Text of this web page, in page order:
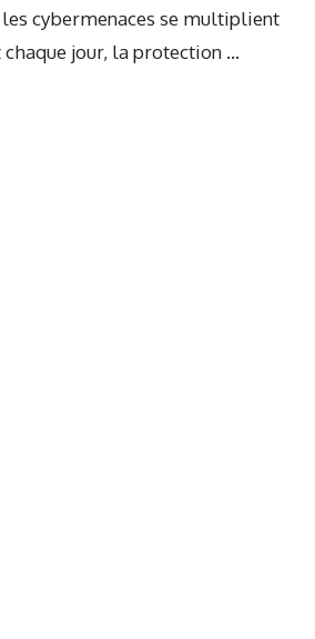
les cybermenaces se multiplient
jour, la protection ...